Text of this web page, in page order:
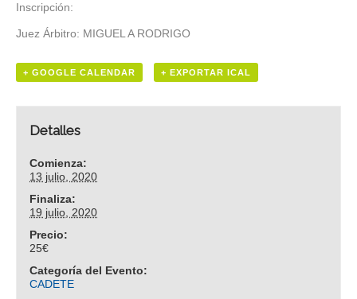
Inscripción:
Juez Árbitro: MIGUEL A RODRIGO
+ GOOGLE CALENDAR + EXPORTAR ICAL
Detalles
Comienza:
13 julio, 2020
Finaliza:
19 julio, 2020
Precio:
25€
Categoría del Evento:
CADETE